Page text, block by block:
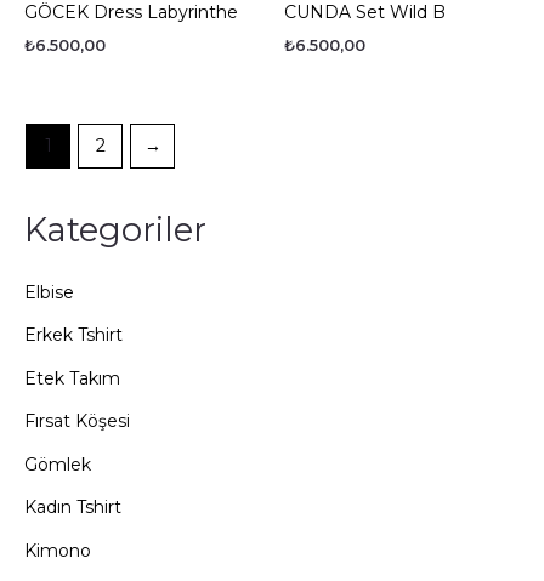
GÖCEK Dress Labyrinthe
₺6.500,00
CUNDA Set Wild B
₺6.500,00
1 2 →
Kategoriler
Elbise
Erkek Tshirt
Etek Takım
Fırsat Köşesi
Gömlek
Kadın Tshirt
Kimono